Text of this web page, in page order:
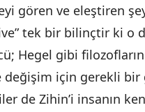
gören ve eleştiren
tek bir bilinçtir ki o
Hegel gibi filozofların
değişim için gerekli bir
de Zihin’i insanın